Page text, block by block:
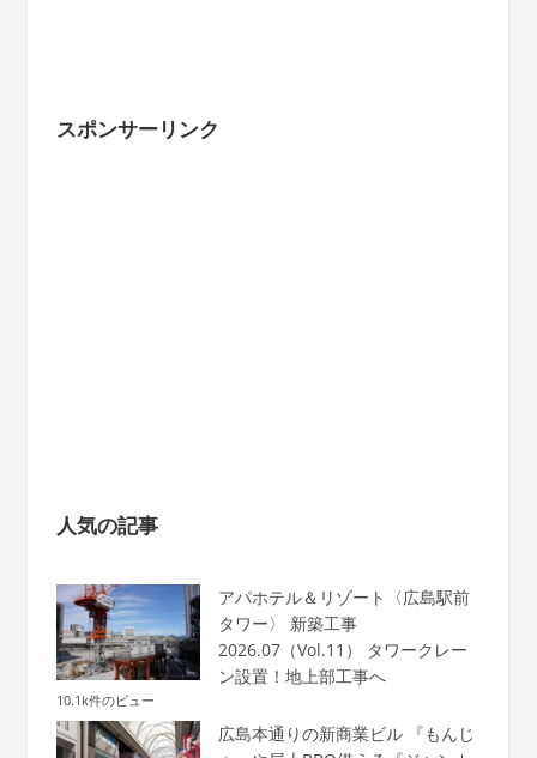
スポンサーリンク
人気の記事
アパホテル＆リゾート〈広島駅前
タワー〉 新築工事
2026.07（Vol.11） タワークレー
ン設置！地上部工事へ
10.1k件のビュー
広島本通りの新商業ビル 『もんじ